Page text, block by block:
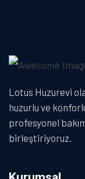
Lotus Huzurevi
huzurlu ve
profesyonel
birleştiriyoruz.